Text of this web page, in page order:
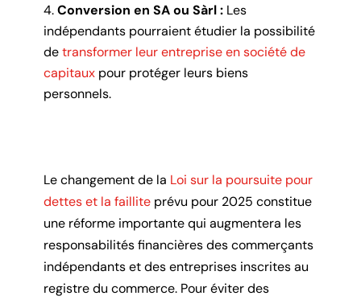
Conversion en SA ou Sàrl :Les
indépendants pourraient étudier la possibilité
detransformer leur entreprise en société de
capitauxpour protéger leurs biens
personnels.
Le changement de la Loi sur la poursuite pour
dettes et la failliteprévu pour 2025 constitue
une réforme importante qui augmentera les
responsabilités financières des commerçants
indépendants et des entreprises inscrites au
registre du commerce. Pour éviter des